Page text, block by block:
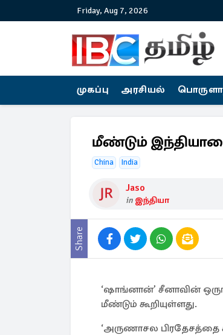
Friday, Aug 7, 2026
முகப்பு அரசியல்
மீண்டும்
China India
Jaso
in இந்தியா
Share
‘ஷாங்னான்’ சீனாவின்
மீண்டும் கூறியுள்ளது.
‘அருணாசல பிரதேசத்தை